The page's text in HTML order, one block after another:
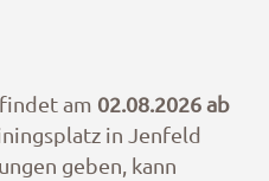
am 02.08.2026ab
in Jenfeld
geben, kann